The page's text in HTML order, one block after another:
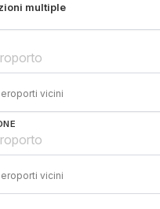
multiple
vicini
vicini